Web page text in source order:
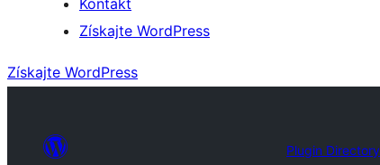
Kontakt
Získajte WordPress
Získajte WordPress
Plugin Directory